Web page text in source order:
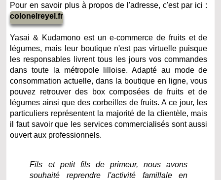
Pour en savoir plus à propos de l'adresse, c'est par ici :
colonelreyel.fr
Yasai & Kudamono est un e-commerce de fruits et de
légumes, mais leur boutique n'est pas virtuelle puisque
les responsables livrent tous les jours vos commandes
dans toute la métropole lilloise. Adapté au mode de
consommation actuelle, dans la boutique en ligne, vous
pouvez retrouver des box composées de fruits et de
légumes ainsi que des corbeilles de fruits. A ce jour, les
particuliers représentent la majorité de la clientèle, mais
il faut savoir que les services commercialisés sont aussi
ouvert aux professionnels.
Fils et petit fils de primeur, nous avons
souhaité reprendre l'activité famillale en